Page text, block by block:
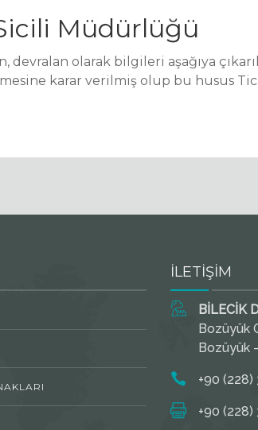
Müdürlüğü
devralan olarak bilgileri aşağıya
karar verilmiş olup bu husus
İLETİŞİM
BİLECİK
Bozüyük
Bozüyük
+90
+90 (228)